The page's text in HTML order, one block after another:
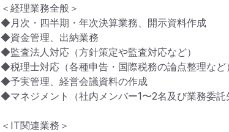
＜経理業務全般＞
◆月次・四半期・年次決算業務、開示資料作成
◆資金管理、出納業務
◆監査法人対応（方針策定や監査対応など）
◆税理士対応（各種申告・国際税務の論点整理など）
◆予実管理、経営会議資料の作成
◆マネジメント（社内メンバー1〜2名及び業務委託
＜IT関連業務＞